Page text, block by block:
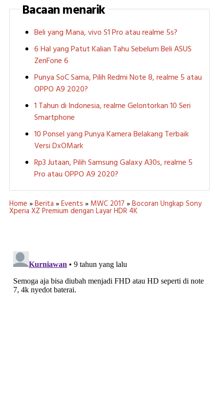
Bacaan menarik
Beli yang Mana, vivo S1 Pro atau realme 5s?
6 Hal yang Patut Kalian Tahu Sebelum Beli ASUS
ZenFone 6
Punya SoC Sama, Pilih Redmi Note 8, realme 5 atau
OPPO A9 2020?
1 Tahun di Indonesia, realme Gelontorkan 10 Seri
Smartphone
10 Ponsel yang Punya Kamera Belakang Terbaik
Versi DxOMark
Rp3 Jutaan, Pilih Samsung Galaxy A30s, realme 5
Pro atau OPPO A9 2020?
Home »Berita »Events » MWC 2017 »Bocoran Ungkap Sony
Xperia XZ Premium dengan Layar HDR 4K